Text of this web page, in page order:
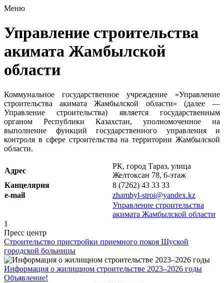
Меню
Управление строительства
акимата Жамбылской
области
Коммунальное государственное учреждение «Управление
строительства акимата Жамбылской области» (далее —
Управление строительства) является государственным
органом Республики Казахстан, уполномоченное на
выполнение функций государственного управления и
контроля в сфере строительства на территории Жамбылской
области.
Адрес
РК, город Тараз, улица
Желтоксан 78, 6-этаж
Канцелярия
8 (7262) 43 33 33
e-mail
zhambyl-stroi@yandex.kz
Управление строительства
акимата Жамбылской области
1
Пресс центр
Строительство пристройки приемного покоя Шуской
городской больницы
Информация о жилищном строительстве 2023–2026 годы
Объявление!